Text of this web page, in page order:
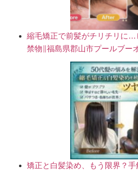
縮毛矯正で前髪がチリチリに…
禁物∥福島県郡山市プールブー
矯正と白髪染め、もう限界？